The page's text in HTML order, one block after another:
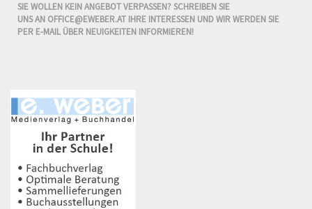
SIE WOLLEN KEIN ANGEBOT VERPASSEN? SCHREIBEN SIE
UNS AN OFFICE@EWEBER.AT IHRE INTERESSEN UND WIR WERDEN SIE
PER E-MAIL ÜBER NEUIGKEITEN INFORMIEREN!